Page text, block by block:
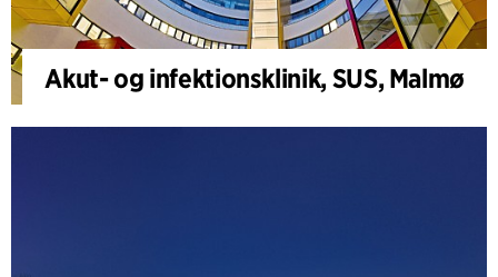
Akut- og infektionsklinik, SUS, Malmø